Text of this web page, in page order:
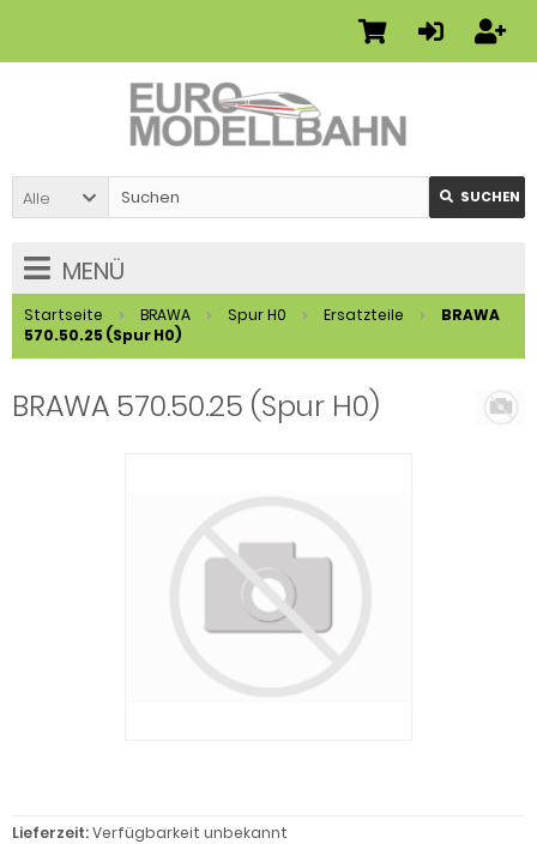
Alle SUCHEN
MENÜ
Startseite BRAWA Spur H0 Ersatzteile
BRAWA
570.50.25 (Spur H0)
BRAWA 570.50.25 (Spur H0)
Lieferzeit:Verfügbarkeit unbekannt